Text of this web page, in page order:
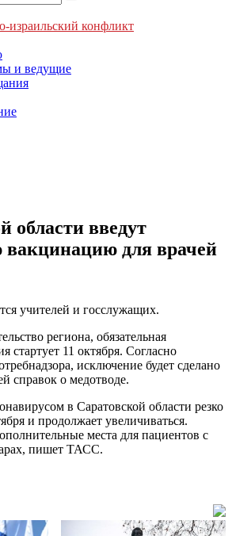
израильский конфликт
и ведущие
области введут
вакцинацию для врачей
учителей и госслужащих.
региона, обязательная
стартует 11 октября. Согласно
исключение будет сделано
справок о медотводе.
в Саратовской области резко
и продолжает увеличиваться.
места для пациентов с
пишет ТАСС.